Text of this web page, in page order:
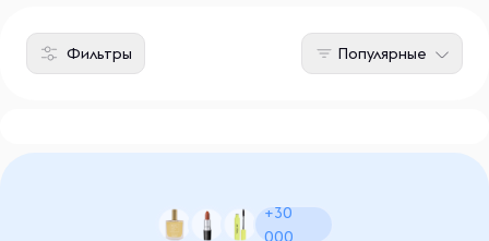
Фильтры Популярные
+30
000